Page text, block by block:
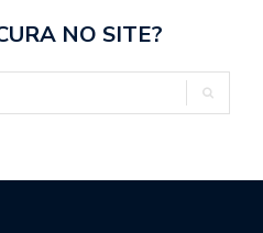
NO SITE?